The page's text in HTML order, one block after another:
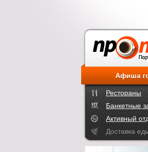
Афиша
Рестораны
Банкетные
Активный
Доставка